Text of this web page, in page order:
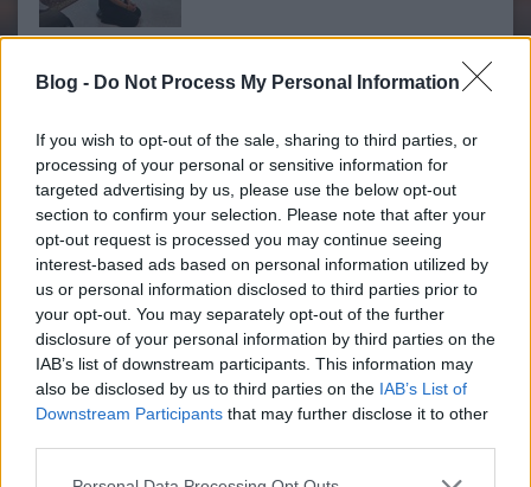
Blog - Do Not Process My Personal Information
If you wish to opt-out of the sale, sharing to third parties, or
processing of your personal or sensitive information for
targeted advertising by us, please use the below opt-out
section to confirm your selection. Please note that after your
opt-out request is processed you may continue seeing
interest-based ads based on personal information utilized by
us or personal information disclosed to third parties prior to
your opt-out. You may separately opt-out of the further
disclosure of your personal information by third parties on the
IAB’s list of downstream participants. This information may
also be disclosed by us to third parties on the IAB’s List of
Downstream Participants that may further disclose it to other
Please note that this website/app uses one or more Google
A mai nap a többiektől eltérően reggeli tornával kezdődött, ami
interaktív előadáson vettünk részt, amit egy korábbi táborozó,
szólt. Nagyon jó hangulatban telt, és érdekes…..
Rákóczi Tábor (SWB) - 2017
Bethlen csapat - Kanada napja, azaz
második nap
2017.07.02 17:00:09